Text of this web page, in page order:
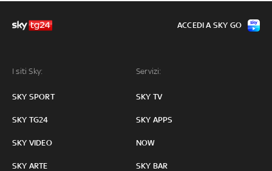
I siti Sky:
SKY SPORT
SKY TG24
SKY VIDEO
SKY ARTE
Servizi:
SKY TV
SKY APPS
NOW
SKY BAR
ACCEDI A SKY GO